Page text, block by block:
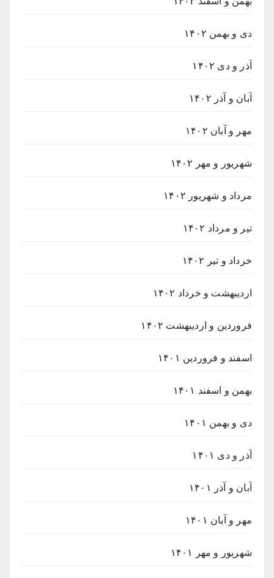
دی و بهمن ۱۴۰۲
آذر و دی ۱۴۰۲
آبان و آذر ۱۴۰۲
مهر و آبان ۱۴۰۲
شهریور و مهر ۱۴۰۲
مرداد و شهریور ۱۴۰۲
تیر و مرداد ۱۴۰۲
خرداد و تیر ۱۴۰۲
اردیبهشت و خرداد ۱۴۰۲
فروردین و اردیبهشت ۱۴۰۲
اسفند و فروردین ۱۴۰۱
بهمن و اسفند ۱۴۰۱
دی و بهمن ۱۴۰۱
آذر و دی ۱۴۰۱
آبان و آذر ۱۴۰۱
مهر و آبان ۱۴۰۱
شهریور و مهر ۱۴۰۱